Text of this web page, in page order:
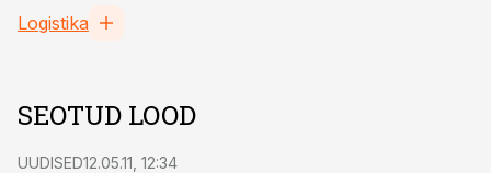
Logistika
SEOTUD LOOD
UUDISED12.05.11, 12:34